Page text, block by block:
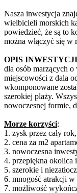
Nasza inwestycja
wielbicieli morskich
powiedzieć, że są to
można włączyć się w
OPIS
dla osób marzących
miejscowości z dala
wkomponowane
szerokiej plaży.
nowoczesnej formie,
Morze korzyści:
1. zysk przez cały
2. cena za m2
3. nowoczesna
4. przepiękna okolica
5. szerokie i
6. mnogość atrakcji
7. możliwość